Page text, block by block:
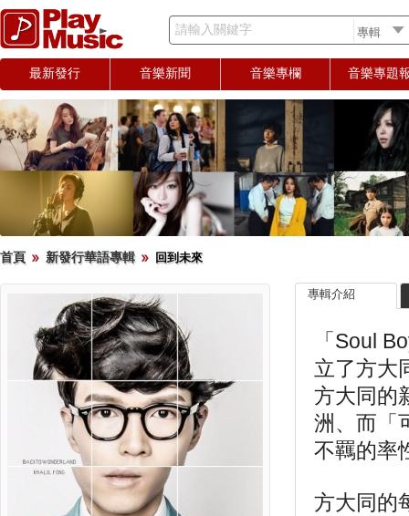
請輸入關鍵字
最新發行 音樂新聞 音樂專欄 音樂專題
首頁 新發行華語專輯 回到未來
專輯介紹
「Soul
立了方大
方大同的
洲、而「
不羈的率
方大同的